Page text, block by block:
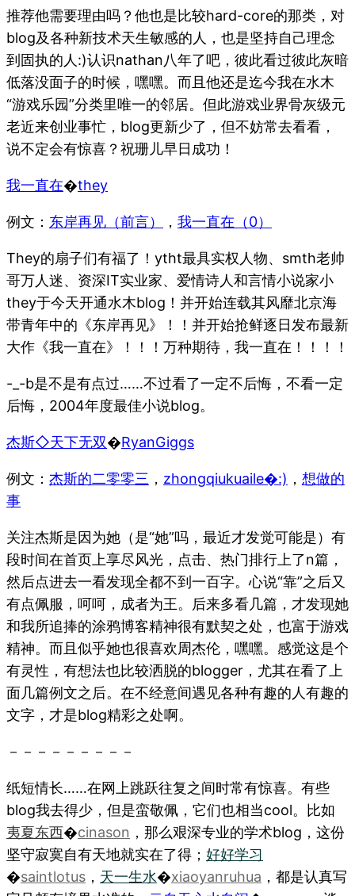
推荐他需要理由吗？他也是比较hard-core的那类，对
blog及各种新技术天生敏感的人，也是坚持自己理念
到固执的人:)认识nathan八年了吧，彼此看过彼此灰暗
低落没面子的时候，嘿嘿。而且他还是迄今我在水木
“游戏乐园”分类里唯一的邻居。但此游戏业界骨灰级元
老近来创业事忙，blog更新少了，但不妨常去看看，
说不定会有惊喜？祝珊儿早日成功！
我一直在�they
例文： 东岸再见（前言） ， 我一直在（0）
They的扇子们有福了！ytht最具实权人物、smth老帅
哥万人迷、资深IT实业家、爱情诗人和言情小说家小
they于今天开通水木blog！并开始连载其风靡北京海
带青年中的《东岸再见》！！并开始抢鲜逐日发布最新
大作《我一直在》！！！万种期待，我一直在！！！！
-_-b是不是有点过……不过看了一定不后悔，不看一定
后悔，2004年度最佳小说blog。
杰斯◇天下无双�RyanGiggs
例文： 杰斯的二零零三 ， zhongqiukuaile�:) ， 想做的
事
关注杰斯是因为她（是“她”吗，最近才发觉可能是）有
段时间在首页上享尽风光，点击、热门排行上了n篇，
然后点进去一看发现全都不到一百字。心说“靠”之后又
有点佩服，呵呵，成者为王。后来多看几篇，才发现她
和我所追捧的涂鸦博客精神很有默契之处，也富于游戏
精神。而且似乎她也很喜欢周杰伦，嘿嘿。感觉这是个
有灵性，有想法也比较洒脱的blogger，尤其在看了上
面几篇例文之后。在不经意间遇见各种有趣的人有趣的
文字，才是blog精彩之处啊。
－－－－－－－－－
纸短情长……在网上跳跃往复之间时常有惊喜。有些
blog我去得少，但是蛮敬佩，它们也相当cool。比如
夷夏东西�cinason ，那么艰深专业的学术blog，这份
坚守寂寞自有天地就实在了得； 好好学习
�saintlotus ， 天一生水�xiaoyanruhua ，都是认真写